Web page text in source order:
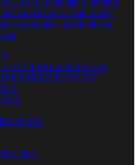
zariadenie a zažite skvelý
prepojenia pri štúdiovej,
PRÍSLUŠENSTVO
PRÍSLUŠENSTVO